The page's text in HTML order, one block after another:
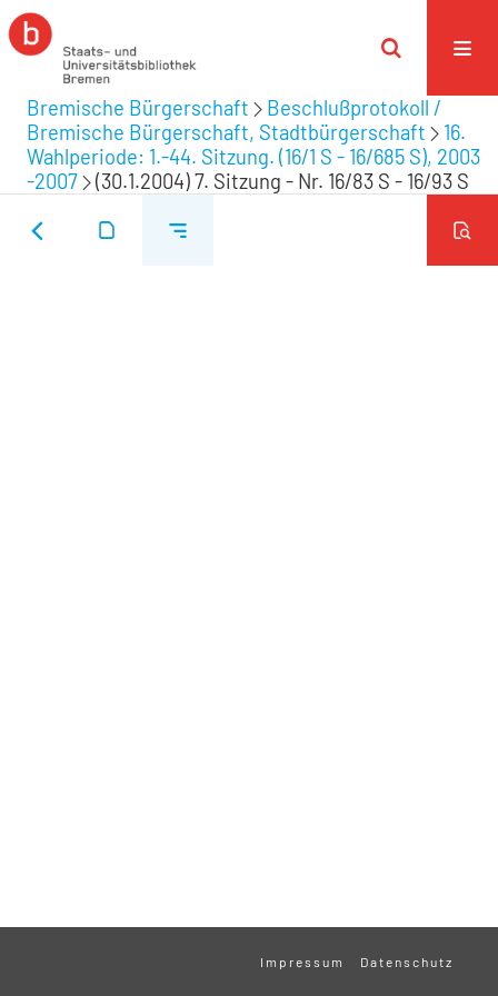
Bremische Bürgerschaft
Beschlußprotokoll /
Bremische Bürgerschaft, Stadtbürgerschaft
16.
Wahlperiode: 1.-44. Sitzung. (16/1 S - 16/685 S), 2003
-2007
(30.1.2004) 7. Sitzung - Nr. 16/83 S - 16/93 S
Impressum Datenschutz